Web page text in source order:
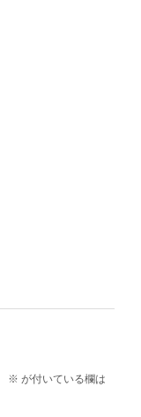
※ が付いている欄は